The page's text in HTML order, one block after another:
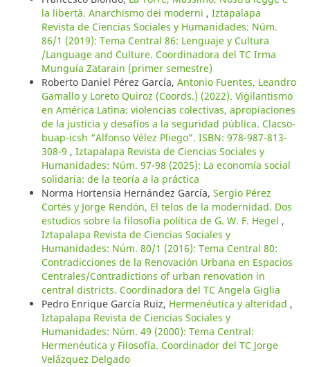
la libertà. Anarchismo dei moderni , Iztapalapa
Revista de Ciencias Sociales y Humanidades: Núm.
86/1 (2019): Tema Central 86: Lenguaje y Cultura
/Language and Culture. Coordinadora del TC Irma
Munguía Zatarain (primer semestre)
Roberto Daniel Pérez García, Antonio Fuentes, Leandro
Gamallo y Loreto Quiroz (Coords.) (2022). Vigilantismo
en América Latina: violencias colectivas, apropiaciones
de la justicia y desafíos a la seguridad pública. Clacso-
buap-icsh “Alfonso Vélez Pliego”. ISBN: 978-987-813-
308-9 , Iztapalapa Revista de Ciencias Sociales y
Humanidades: Núm. 97-98 (2025): La economía social
solidaria: de la teoría a la práctica
Norma Hortensia Hernández García, Sergio Pérez
Cortés y Jorge Rendón, El telos de la modernidad. Dos
estudios sobre la filosofía política de G. W. F. Hegel ,
Iztapalapa Revista de Ciencias Sociales y
Humanidades: Núm. 80/1 (2016): Tema Central 80:
Contradicciones de la Renovación Urbana en Espacios
Centrales/Contradictions of urban renovation in
central districts. Coordinadora del TC Angela Giglia
Pedro Enrique García Ruiz, Hermenéutica y alteridad ,
Iztapalapa Revista de Ciencias Sociales y
Humanidades: Núm. 49 (2000): Tema Central:
Hermenéutica y Filosofía. Coordinador del TC Jorge
Velázquez Delgado